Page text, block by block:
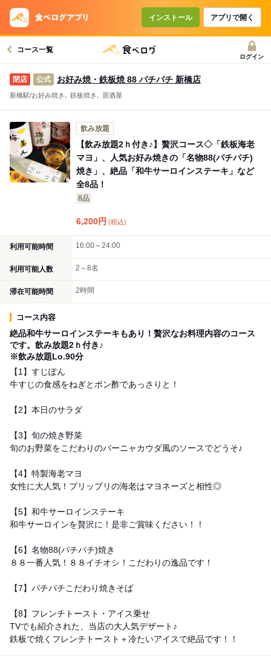
インストール アプリで開く
コース一覧
ログイン
公式 お好み焼・鉄板焼 88 パチパチ 新橋店
新橋駅/お好み焼き､ 鉄板焼き､ 居酒屋
飲み放題
【飲み放題2ｈ付き♪】贅沢コース◇「鉄板海老
マヨ」、人気お好み焼きの「名物88(パチパチ)
焼き」、絶品「和牛サーロインステーキ」など
全8品！
8品
6,200円 (税込)
利用可能時間 16:00～24:00
利用可能人数 2～8名
滞在可能時間 2時間
コース内容
絶品和牛サーロインステーキもあり！贅沢なお料理内容のコース
です。飲み放題2ｈ付き♪
※飲み放題Lo.90分
【1】すじぽん
牛すじの食感をねぎとポン酢であっさりと！
【2】本日のサラダ
【3】旬の焼き野菜
旬のお野菜をこだわりのバーニャカウダ風のソースでどうそ♪
【4】特製海老マヨ
女性に大人気！プリップリの海老はマヨネーズと相性◎
【5】和牛サーロインステーキ
和牛サーロインを贅沢に！是非ご賞味ください！！
【6】名物88(パチパチ)焼き
８８一番人気！８８イチオシ！こだわりの逸品です！
【7】パチパチこだわり焼きそば
【8】フレンチトースト・アイス乗せ
TVでも紹介された、当店の大人気デザート♪
鉄板で焼くフレンチトースト＋冷たいアイスで絶品です！！
コースで使えるクーポン
戻る
クーポンを利用せず予約する